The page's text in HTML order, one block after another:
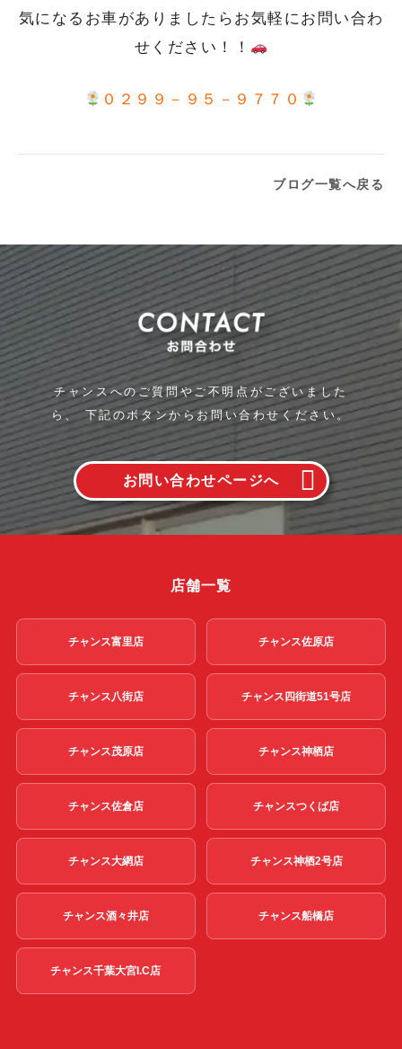
気になるお車がありましたらお気軽にお問い合わ
せください！！
０２９９－９５－９７７０
ブログ一覧へ戻る
チャンスへのご質問やご不明点がございました
ら、 下記のボタンからお問い合わせください。
お問い合わせページへ
店舗一覧
チャンス富里店
チャンス八街店
チャンス茂原店
チャンス佐倉店
チャンス大網店
チャンス酒々井店
チャンス千葉大宮I.C店
チャンス佐原店
チャンス四街道51号店
チャンス神栖店
チャンスつくば店
チャンス神栖2号店
チャンス船橋店